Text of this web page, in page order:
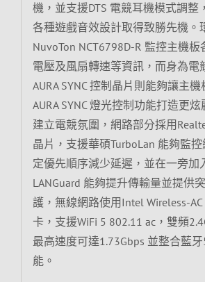
機，並支援DTS 電競耳機模式調整
各種遊戲音效設計取得致勝先機。
NuvoTon NCT6798D-R 監控主機板
電壓及風扇轉速等資訊，而身為電
AURA SYNC 控制晶片則能夠讓主
AURA SYNC 燈光控制功能打造更
建立電競氛圍，網路部分採用
晶片，支援華碩TurboLan 能夠監
定優先順序減少延遲，並在一旁加
LANGuard 能夠提升傳輸量並提供
護，無線網路使用Intel Wireless-
卡，支援WiFi 5 802.11 ac，雙頻
最高速度可達1.73Gbps 並整合藍
能。